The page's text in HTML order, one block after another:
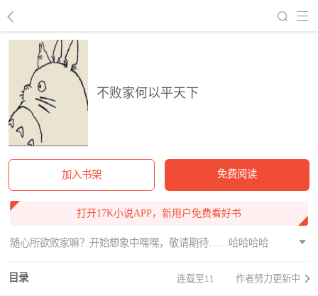
不败家何以平天下
加入书架 免费阅读
打开17K小说APP，新用户免费看好书
随心所欲败家嘛？开始想象中嘿嘿，敬请期待……哈哈哈哈
目录 连载至11 作者努力更新中